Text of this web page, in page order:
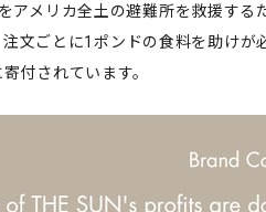
アメリカ全土の避難所を救援する
文ごとに1ポンドの食料を助け
付されています。